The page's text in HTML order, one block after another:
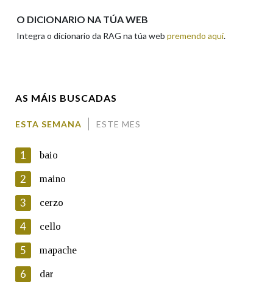
En cumprimento da normativa vixente en materia de
Protección de Datos de Carácter Persoal, a Real Academia
Galega informa a aqueles usuarios que faciliten o seu correo
electrónico, así como calquera outra información de carácter
persoal, que estes datos serán obxecto de tratamento
automatizado de carácter confidencial e incorporados aos seus
ficheiros informáticos. Así mesmo, os usuarios poderán exercer o
O DICIONARIO NA TÚA WEB
Integra o dicionario da RAG na túa web premendo aquí.
AS MÁIS BUSCADAS
ESTA SEMANA ESTE MES
1 baio
2 maino
3 cerzo
4 cello
5 mapache
6 dar